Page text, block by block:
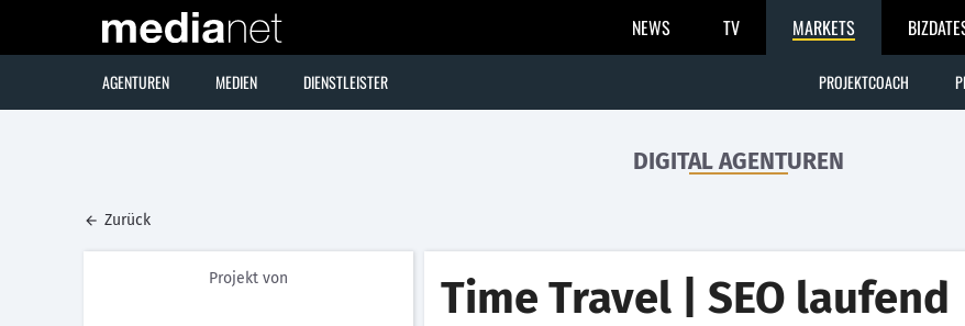
NEWS TV MARKETS
AGENTUREN MEDIEN DIENSTLEISTER PROJEKTCOACH
DIGITAL AGENTUREN
Zurück
Projekt von Time Travel | SEO laufend